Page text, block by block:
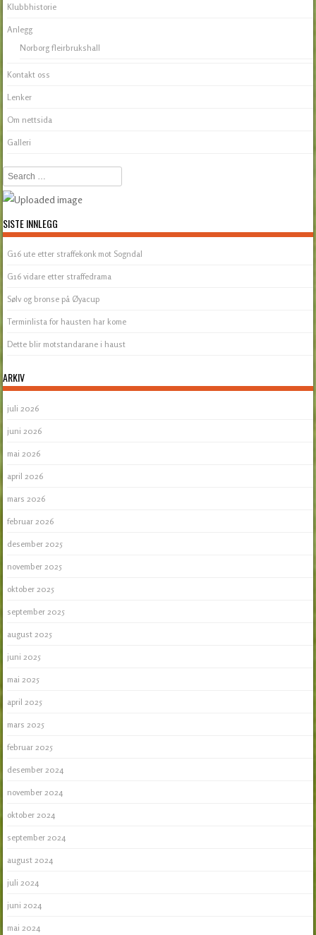
Klubbhistorie
Anlegg
Norborg fleirbrukshall
Kontakt oss
Lenker
Om nettsida
Galleri
Search
SISTE INNLEGG
G16 ute etter straffekonk mot Sogndal
G16 vidare etter straffedrama
Sølv og bronse på Øyacup
Terminlista for hausten har kome
Dette blir motstandarane i haust
ARKIV
juli 2026
juni 2026
mai 2026
april 2026
mars 2026
februar 2026
desember 2025
november 2025
oktober 2025
september 2025
august 2025
juni 2025
mai 2025
april 2025
mars 2025
februar 2025
desember 2024
november 2024
oktober 2024
september 2024
august 2024
juli 2024
juni 2024
mai 2024